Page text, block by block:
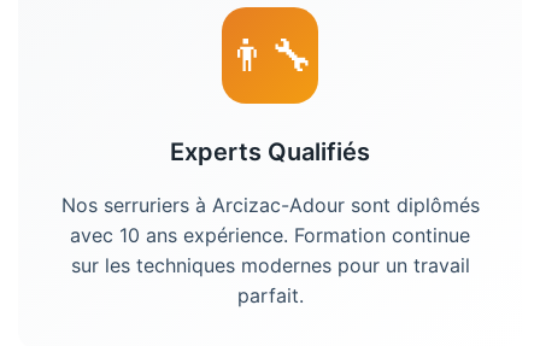
👨‍🔧
Experts Qualifiés
Nos serruriers à Arcizac-Adour sont diplômés
avec 10 ans expérience. Formation continue
sur les techniques modernes pour un travail
parfait.